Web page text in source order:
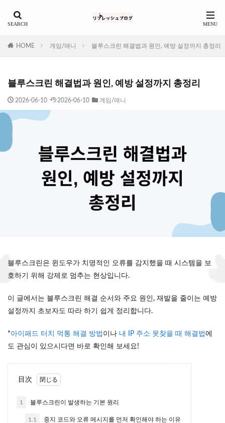
HOME 게임/애니 블루스크린 해결법과 원인, 예방 설정까지 총정리
블루스크린 해결법과 원인, 예방 설정까지 총정리
2026-06-10 2026-06-10 게임/애니
블루스크린은 윈도우가 치명적인 오류를 감지했을 때 시스템을 보
호하기 위해 강제로 멈추는 현상입니다.
이 글에서는 블루스크린 해결 순서와 주요 원인, 재발을 줄이는 예방
설정까지 초보자도 따라 하기 쉽게 정리합니다.
*아이패드 터치 먹통 해결 방법 이나 내 IP 주소 못찾을 때 해결법에
도 관심이 있으시다면 바로 확인해 보세요!
目次
1 블루스크린이 발생하는 기본 원리
1.1 중지 코드와 오류 메시지를 먼저 확인해야 하는 이유